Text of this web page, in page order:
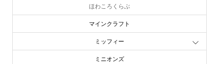
ほわころくらぶ
マインクラフト
ミッフィー
ミニオンズ